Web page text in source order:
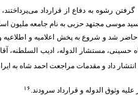
رشوه به دفاع از قرارداد
موسی مجتهد حزبی به نام جامعه ملیون
حاضر شد و شروع به پخش اعلامیه و
مستشار الدوله، ادیب السلطنه،
داد و مقدمات مراجعت احمد شاه به
وثوق الدوله و قرارداد سرودند. ۱۶